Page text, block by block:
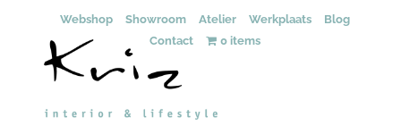
Webshop Showroom Atelier Werkplaats
Blog
Contact
0 items